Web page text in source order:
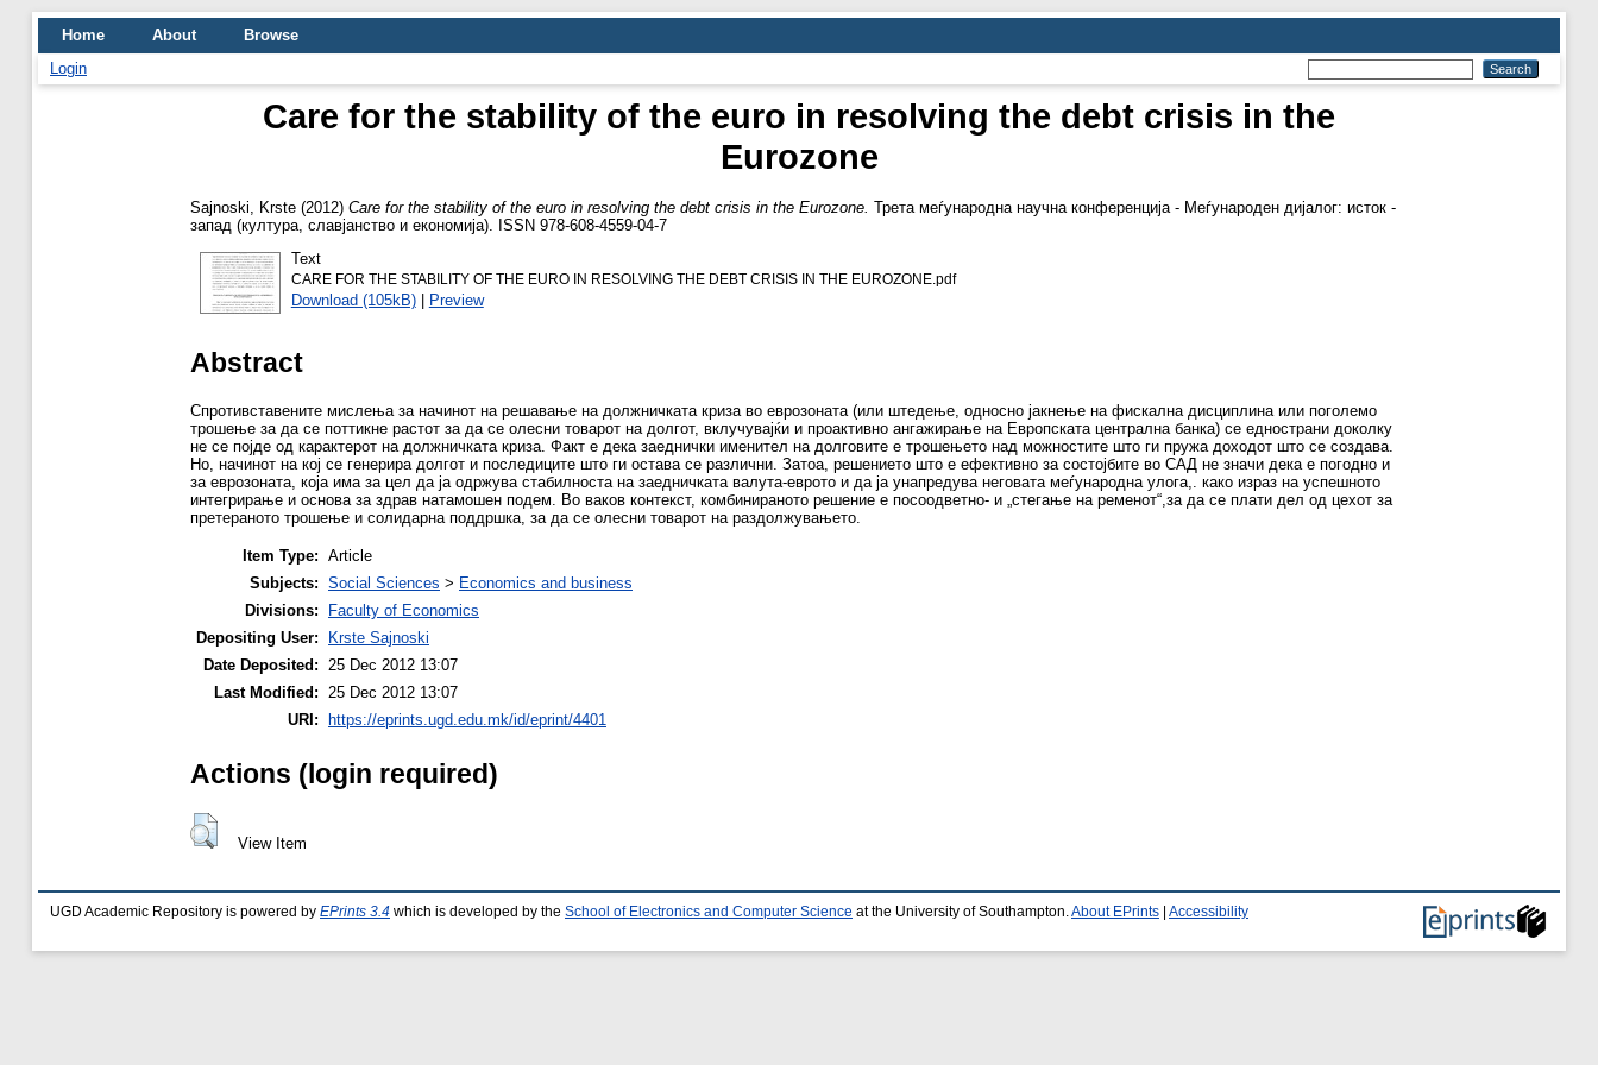
Home About
Browse
Login
Care for the stability of the euro in resolving the debt crisis in the
Eurozone
Sajnoski, Krste (2012) Care for the stability of the euro in resolving the debt crisis in the Eurozone. Трета меѓународна научна конференција - Меѓународен дијалог: исток -
запад (култура, славјанство и економија). ISSN 978-608-4559-04-7
Text
CARE FOR THE STABILITY OF THE EURO IN RESOLVING THE DEBT CRISIS IN THE EUROZONE.pdf
Download (105kB)| Preview
Abstract
Спротивставените мислења за начинот на решавање на должничката криза во еврозоната (или штедење, односно јакнење на фискална дисциплина или поголемо
трошење за да се поттикне растот за да се олесни товарот на долгот, вклучувајќи и проактивно ангажирање на Европската централна банка) се еднострани доколку
не се појде од карактерот на должничката криза. Факт е дека заеднички именител на долговите е трошењето над можностите што ги пружа доходот што се создава.
Но, начинот на кој се генерира долгот и последиците што ги остава се различни. Затоа, решението што е ефективно за состојбите во САД не значи дека е погодно и
за еврозоната, која има за цел да ја одржува стабилноста на заедничката валута-еврото и да ја унапредува неговата меѓународна улога,. како израз на успешното
интегрирање и основа за здрав натамошен подем. Во ваков контекст, комбинираното решение е посоодветно- и „стегање на ременот“,за да се плати дел од цехот за
претераното трошење и солидарна поддршка, за да се олесни товарот на раздолжувањето.
Item Type: Article
Subjects: Social Sciences > Economics and business
Divisions:
Faculty of Economics
Depositing User:
Krste Sajnoski
Date Deposited: 25 Dec 2012 13:07
Last Modified: 25 Dec 2012 13:07
URI:
https://eprints.ugd.edu.mk/id/eprint/4401
Actions (login required)
View Item
UGD Academic Repository is powered by EPrints 3.4 which is developed by the School of Electronics and Computer Science at the University of Southampton.About EPrints Accessibility